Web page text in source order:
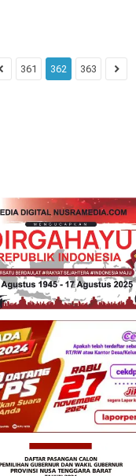
361 362 363